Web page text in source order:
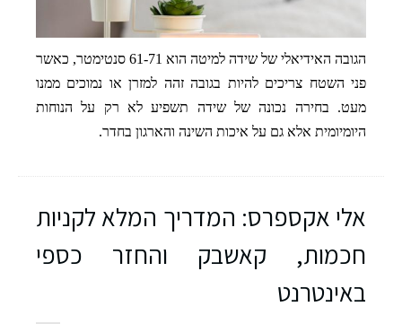
הגובה האידיאלי של שידה למיטה הוא 61-71 סנטימטר
, כאשר
פני השטח צריכים להיות בגובה זהה למזרן או נמוכים ממנו
מעט. בחירה נכונה של שידה תשפיע לא רק על הנוחות
היומיומית אלא גם על איכות השינה והארגון בחדר.
אלי אקספרס: המדריך המלא לקניות
חכמות, קאשבק והחזר כספי
באינטרנט